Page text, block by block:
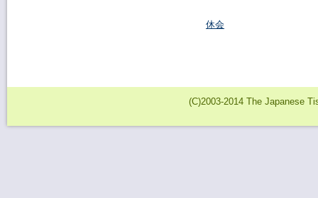
休会
(C)2003-2014 The Japanese